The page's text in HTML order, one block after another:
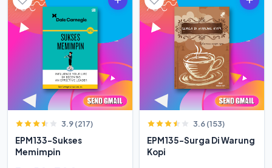
3.9 (217)
EPM133-Sukses
Memimpin
3.6 (153)
EPM135-Surga Di Warung
Kopi